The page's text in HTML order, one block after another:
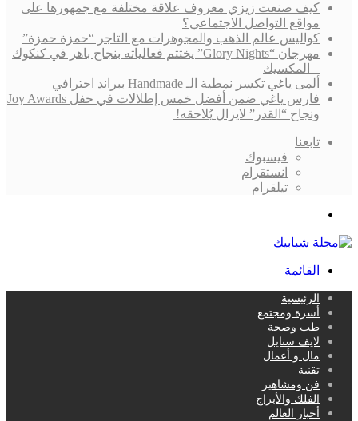
كيف صنعت زيزي معروف علاقة مختلفة مع جمهورها على
مواقع التواصل الاجتماعي؟
كواليس عالم الذهب والمجوهرات مع التاجر “حمزة حمزة”
مهرجان “Glory Nights” يختتم فعالياته بنجاح باهر في كنكوك
– المكسيك
ألمى ياغي تكسر نمطية الـ Handmade ببراند احترافي
فارس ياغي ضمن أفضل خمس إطلالات في حفل Joy Awards
ونجاح “القدر” لايزال يُلاحقه!
تابعنا
فيسبوك
انستقرام
تيلقرام
القائمة
الرئيسية
أسرة ومجتمع
طب وصحة
لايف ستايل
مال و أعمال
تقنية
فن ومشاهير
الفلك والأبراج
أخبار العالم